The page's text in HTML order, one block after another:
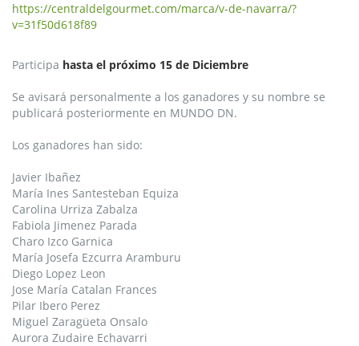
https://centraldelgourmet.com/marca/v-de-navarra/?
v=31f50d618f89
Participa hasta el próximo 15 de Diciembre
Se avisará personalmente a los ganadores y su nombre se
publicará posteriormente en MUNDO DN.
Los ganadores han sido:
Javier Ibañez
María Ines Santesteban Equiza
Carolina Urriza Zabalza
Fabiola Jimenez Parada
Charo Izco Garnica
María Josefa Ezcurra Aramburu
Diego Lopez Leon
Jose María Catalan Frances
Pilar Ibero Perez
Miguel Zaragüeta Onsalo
Aurora Zudaire Echavarri